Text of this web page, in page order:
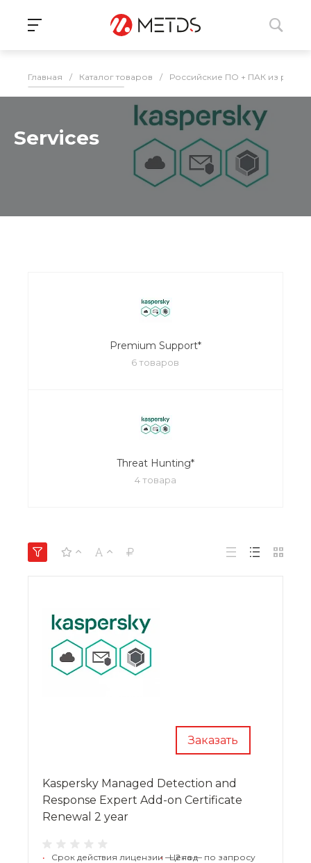
Главная / Каталог товаров / Российские ПО + ПАК из
Services
Premium Support*
6 товаров
Threat Hunting*
4 товара
Заказать
Kaspersky Managed Detection and
Response Expert Add-on Certificate
Renewal 2 year
• Срок действия лицензии — 2 год
• Цена — по запросу